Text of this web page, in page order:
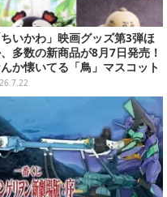
ちいかわ」映画グッズ第3弾ほ
多数の新商品が8月7日発売！
か懐いてる「鳥」マスコット
面写アイテムなど必見のライ
ップ